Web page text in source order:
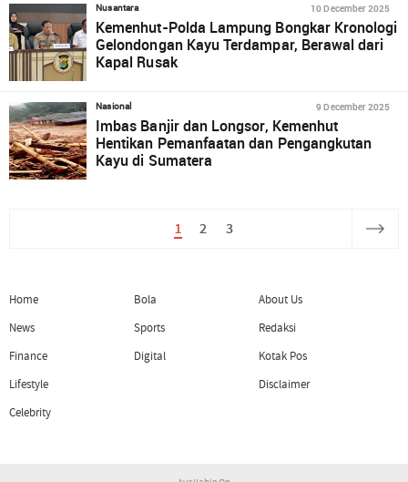
Nusantara 10 December 2025
Kemenhut-Polda Lampung Bongkar Kronologi
Gelondongan Kayu Terdampar, Berawal dari
Kapal Rusak
Nasional 9 December 2025
Imbas Banjir dan Longsor, Kemenhut
Hentikan Pemanfaatan dan Pengangkutan
Kayu di Sumatera
1 2 3
Home
News
Finance
Lifestyle
Celebrity
Bola
Sports
Digital
About Us
Redaksi
Kotak Pos
Disclaimer